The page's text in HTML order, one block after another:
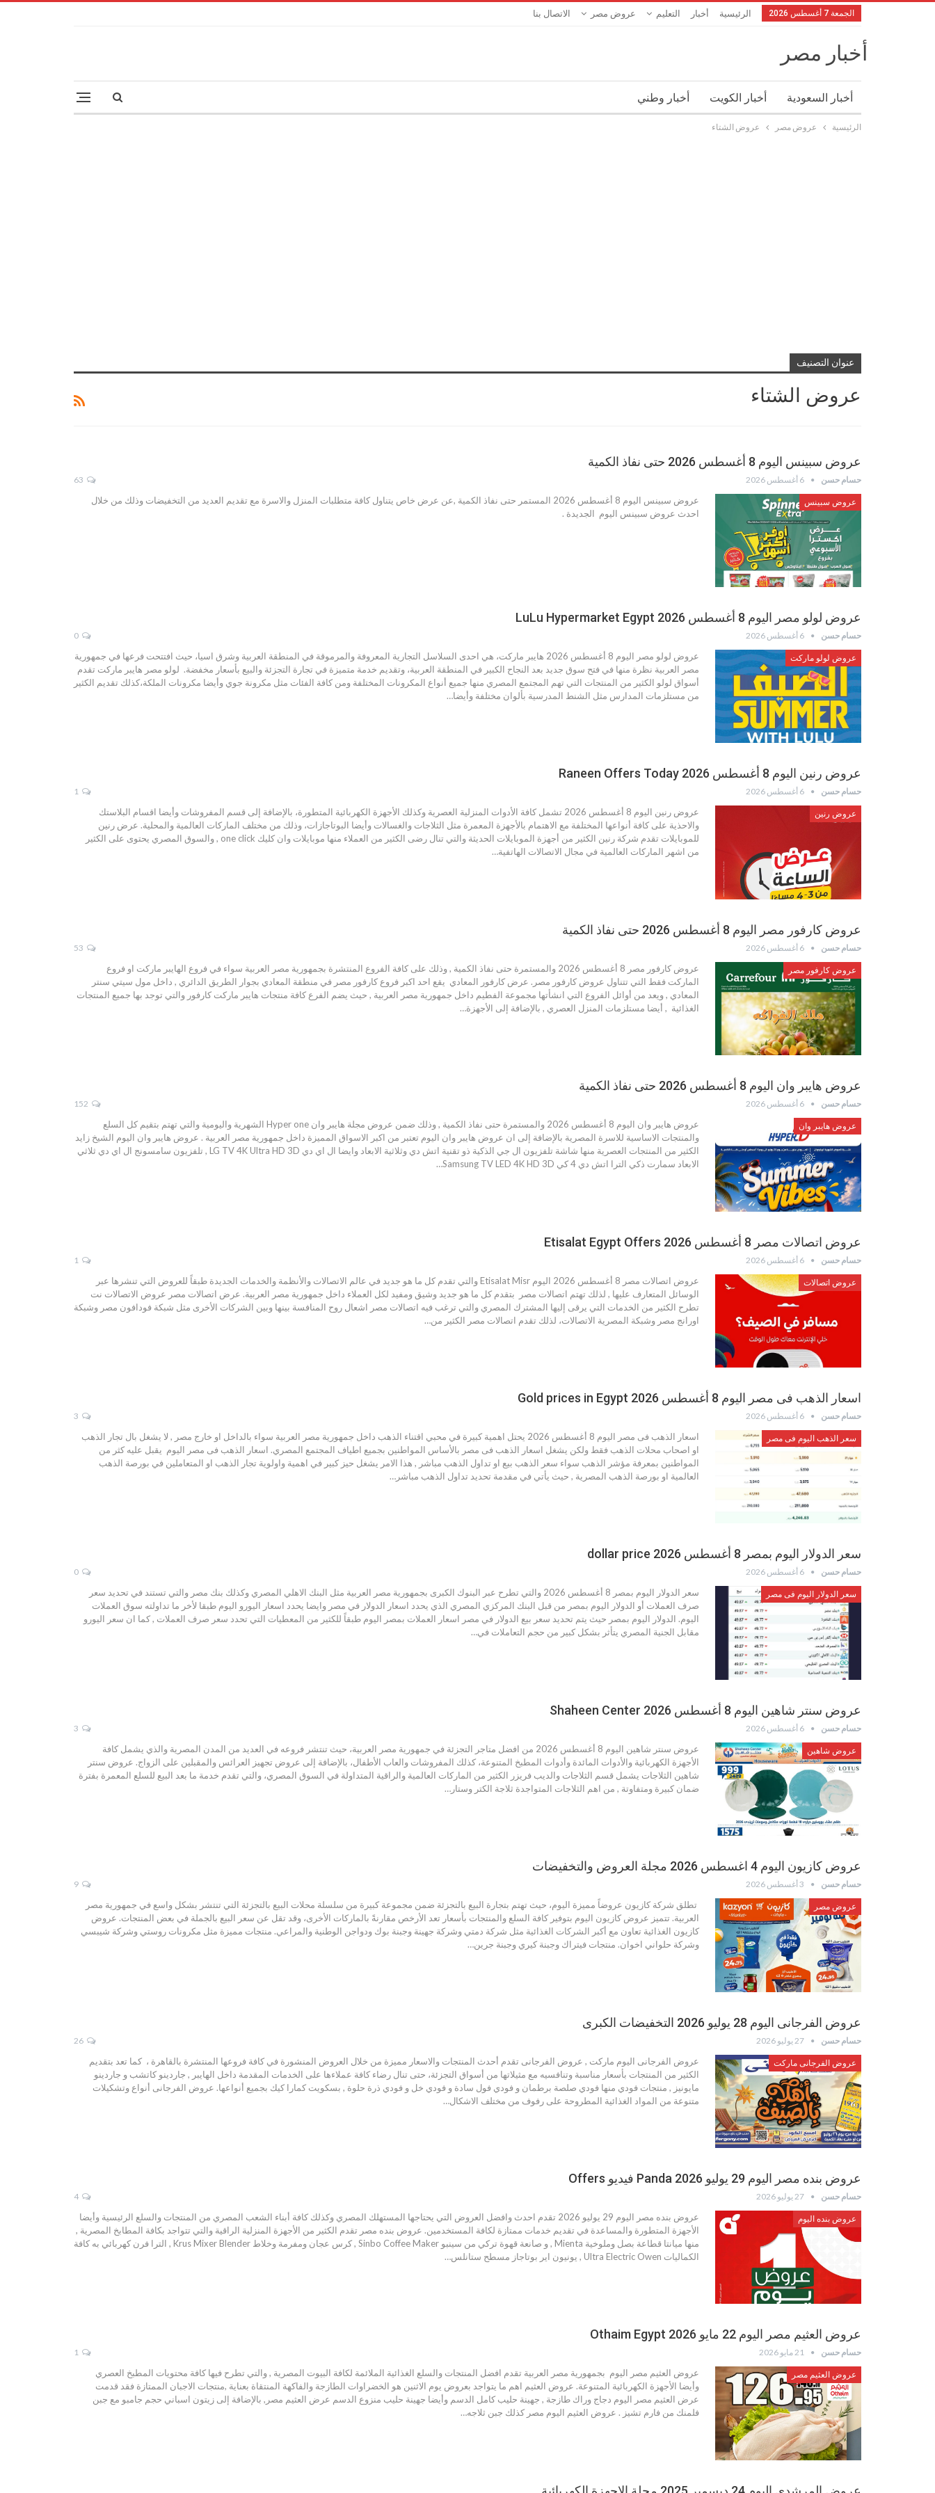
الجمعة 7 أغسطس 2026 الرئيسية أخبار التعليم عروض مصر الاتصال بنا
أخبار مصر
أخبار السعودية أخبار الكويت أخبار وطني
الرئيسية عروض مصر عروض الشتاء
عنوان التصنيف
عروض الشتاء
عروض سبينس اليوم 8 أغسطس 2026 حتى نفاذ الكمية
حسام حسن 6 أغسطس 2026
عروض سبينس
عروض سبينس اليوم 8 أغسطس 2026 المستمر حتى نفاذ الكمية ,عن عرض خاص يتناول كافة متطلبات المنزل والاسرة مع تقديم العديد من التخفيضات وذلك من خلال
احدث عروض سبينس اليوم الجديدة .
عروض لولو مصر اليوم 8 أغسطس 2026 LuLu Hypermarket Egypt
حسام حسن 6 أغسطس 2026
عروض لولو ماركت
عروض لولو مصر اليوم 8 أغسطس 2026 هايبر ماركت، هي احدى السلاسل التجارية المعروفة والمرموقة في المنطقة العربية وشرق اسيا، حيث افتتحت فرعها في جمهورية
مصر العربية نظرة منها في فتح سوق جديد بعد النجاح الكبير في المنطقة العربية، وتقديم خدمة متميزة في تجارة التجزئة والبيع بأسعار مخفضة. لولو مصر هايبر ماركت تقدم
أسواق لولو الكثير من المنتجات التي تهم المجتمع المصري منها جميع أنواع المكرونات المختلفة ومن كافة الفئات مثل مكرونة جوي وأيضا مكرونات الملكة،كذلك تقديم الكثير
من مستلزمات المدارس مثل الشنط المدرسية بألوان مختلفة وأيضا…
عروض رنين اليوم 8 أغسطس 2026 Raneen Offers Today
حسام حسن 6 أغسطس 2026
عروض رنين
عروض رنين اليوم 8 أغسطس 2026 تشمل كافة الأدوات المنزلية العصرية وكذلك الأجهزة الكهربائية المتطورة، بالإضافة إلى قسم المفروشات وأيضا اقسام البلاستك
والاحذية على كافة أنواعها المختلفة مع الاهتمام بالأجهزة المعمرة مثل الثلاجات والغسالات وأيضا البوتاجازات، وذلك من مختلف الماركات العالمية والمحلية. عرض رنين
للموبايلات تقدم شركة رنين الكثير من أجهزة الموبايلات الحديثة والتي تنال رضى الكثير من العملاء منها موبايلات وان كليك one click , والسوق المصري يحتوى على الكثير
من اشهر الماركات العالمية في مجال الاتصالات الهاتفية…
عروض كارفور مصر اليوم 8 أغسطس 2026 حتى نفاذ الكمية
حسام حسن 6 أغسطس 2026
عروض كارفور مصر
عروض كارفور مصر 8 أغسطس 2026 والمستمرة حتى نفاذ الكمية , وذلك على كافة الفروع المنتشرة بجمهورية مصر العربية سواء في فروع الهايبر ماركت او فروع
الماركت فقط التي تتناول عروض كارفور مصر. عرض كارفور المعادي يقع احد اكبر فروع كارفور مصر في منطقة المعادي بجوار الطريق الدائري , داخل مول سيتي سنتر
المعادي , ويعد من أوائل الفروع التي انشأتها مجموعة الفطيم داخل جمهورية مصر العربية , حيث يضم الفرع كافة منتجات هايبر ماركت كارفور والتي توجد بها جميع المنتجات
الغذائية , أيضا مستلزمات المنزل العصري , بالإضافة إلى الأجهزة…
عروض هايبر وان اليوم 8 أغسطس 2026 حتى نفاذ الكمية
حسام حسن 6 أغسطس 2026
عروض هايبر وان
عروض هايبر وان اليوم 8 أغسطس 2026 والمستمرة حتى نفاذ الكمية , وذلك ضمن عروض مجلة هايبر وان Hyper one الشهرية واليومية والتي تهتم بتقيم كل السلع
والمنتجات الاساسية للاسرة المصرية بالإضافة إلى ان عروض هايبر وان اليوم تعتبر من اكبر الاسواق المميزة داخل جمهورية مصر العربية . عروض هايبر وان اليوم الشيخ زايد
الكثير من المنتجات العصرية منها شاشة تلفزيون ال جي الذكية ذو تقنية اتش دي وثلاثية الابعاد وايضا ال اي دي LG TV 4K Ultra HD 3D , تلفزيون سامسونج ال اي دي ثلاثي
الابعاد سمارت ذكي الترا اتش دي 4 كي Samsung TV LED 4K HD 3D…
عروض اتصالات مصر 8 أغسطس 2026 Etisalat Egypt Offers
حسام حسن 6 أغسطس 2026
عروض اتصالات
عروض اتصالات مصر 8 أغسطس 2026 اليوم Etisalat Misr والتي تقدم كل ما هو جديد في عالم الاتصالات والأنظمة والخدمات الجديدة طبقاً للعروض التي تنشرها عبر
الوسائل المتعارف عليها , لذلك تهتم اتصالات مصر بتقدم كل ما هو جديد وشيق ومفيد لكل العملاء داخل جمهورية مصر العربية. عرض اتصالات مصر عروض الاتصالات نت
تطرح الكثير من الخدمات التي يرقى إليها المشترك المصري والتي ترغب فيه اتصالات مصر اشعال روح المنافسة بينها وبين الشركات الأخرى مثل شبكة فودافون مصر وشبكة
اورانج مصر وشبكة المصرية الاتصالات، لذلك تقدم اتصالات مصر الكثير من…
اسعار الذهب فى مصر اليوم 8 أغسطس 2026 Gold prices in Egypt
حسام حسن 6 أغسطس 2026
سعر الذهب اليوم فى مصر
اسعار الذهب فى مصر اليوم 8 أغسطس 2026 يحتل اهمية كبيرة في محبي اقتناء الذهب داخل جمهورية مصر العربية سواء بالداخل او خارج مصر , لا يشغل بال تجار الذهب
او اصحاب محلات الذهب فقط ولكن يشغل اسعار الذهب فى مصر بالأساس المواطنين بجميع اطياف المجتمع المصري. اسعار الذهب فى مصر اليوم يقبل عليه كثر من
المواطنين بمعرفة مؤشر الذهب سواء سعر الذهب بيع او تداول الذهب مباشر , هذا الامر يشغل حيز كبير في اهمية واولوية تجار الذهب او المتعاملين في بورصة الذهب
العالمية او بورصة الذهب المصرية , حيث يأتي في مقدمة تحديد تداول الذهب مباشر…
سعر الدولار اليوم بمصر 8 أغسطس 2026 dollar price
حسام حسن 6 أغسطس 2026
سعر الدولار اليوم فى مصر
سعر الدولار اليوم بمصر 8 أغسطس 2026 والتي تطرح عبر البنوك الكبرى بجمهورية مصر العربية مثل البنك الاهلي المصري وكذلك بنك مصر والتي تستند في تحديد سعر
صرف العملات أو الدولار اليوم بمصر من قبل البنك المركزي المصري الذي يحدد اسعار الدولار في مصر وايضا يحدد اسعار اليورو اليوم طبقا لأخر ما تداولته سوق العملات
اليوم. الدولار اليوم بمصر حيث يتم تحديد سعر بيع الدولار في مصر اسعار العملات بمصر اليوم طبقاً للكثير من المعطيات التي تحدد سعر صرف العملات , كما ان سعر اليورو
مقابل الجنية المصري يتأثر بشكل كبير من حجم التعاملات في…
عروض سنتر شاهين اليوم 8 أغسطس 2026 Shaheen Center
حسام حسن 6 أغسطس 2026
عروض شاهين
عروض سنتر شاهين اليوم 8 أغسطس 2026 من افضل متاجر التجزئة في جمهورية مصر العربية، حيث تنتشر فروعه في العديد من المدن المصرية والذي يشمل كافة
الأجهزة الكهربائية والأدوات المائدة وأدوات المطبخ المتنوعة، كذلك المفروشات والعاب الأطفال، بالإضافة إلى عروض تجهيز العرائس والمقبلين على الزواج. عروض سنتر
شاهين الثلاجات يشمل قسم الثلاجات والديب فريزر الكثير من الماركات العالمية والراقية المتداولة في السوق المصري، والتي تقدم خدمة ما بعد البيع للسلع المعمرة بفترة
ضمان كبيرة ومتفاوتة , من اهم الثلاجات المتواجدة ثلاجة الكتر وستار…
عروض كازيون اليوم 4 اغسطس 2026 مجلة العروض والتخفيضات
حسام حسن 3 أغسطس 2026
عروض مصر
تطلق شركة كازيون عروضاً مميزة اليوم، حيث تهتم بتجارة البيع بالتجزئة ضمن مجموعة كبيرة من سلسلة محلات البيع بالتجزئة التي تنتشر بشكل واسع في جمهورية مصر
العربية. تتميز عروض كازيون اليوم بتوفير كافة السلع والمنتجات بأسعار تعد الأرخص مقارنةً بالماركات الأخرى، وقد تقل عن سعر البيع بالجملة في بعض المنتجات. عروض
كازيون الغذائية تعاون مع أكبر الشركات الغذائية مثل شركة دمتي وشركة جهينة وجبنة بوك ودواجن الوطنية والمراعي. منتجات مميزة مثل مكرونات روستي وشركة شيبسي
وشركة حلواني اخوان. منتجات فيتراك وجبنة كيري وجبنة جرين…
عروض الفرجانى اليوم 28 يوليو 2026 التخفيضات الكبرى
حسام حسن 27 يوليو 2026
عروض الفرجانى ماركت
عروض الفرجانى اليوم ماركت , عروض الفرجانى تقدم أحدث المنتجات والاسعار مميزة من خلال العروض المنشورة في كافة فروعها المنتشرة بالقاهرة ، كما تعد بتقديم
الكثير من المنتجات بأسعار مناسبة وتنافسيه مع مثيلاتها من أسواق التجزئة، حتى تنال رضاء كافة عملاءها على الخدمات المقدمة داخل الهايبر , جاردينو كاتشب و جاردينو
مايونيز , منتجات فودي منها فودي صلصة برطمان و فودي فول سادة و فودي خل و فودي ذرة حلوة , بسكويت كمارا كيك بجميع أنواعها. عروض الفرجانى أنواع وتشكيلات
متنوعة من المواد الغذائية المطروحة على رفوف من مختلف الاشكال…
عروض بنده مصر اليوم 29 يوليو 2026 Panda فيديو Offers
حسام حسن 27 يوليو 2026
عروض بنده اليوم
عروض بنده مصر اليوم 29 يوليو 2026 تقدم احدث وافضل العروض التي يحتاجها المستهلك المصري وكذلك كافة أبناء الشعب المصري من المنتجات والسلع الرئيسية وأيضا
الأجهزة المتطورة والمساعدة في تقديم خدمات ممتازة لكافة المستخدمين. عروض بنده مصر تقدم الكثير من الأجهزة المنزلية الراقية والتي تتواجد بكافة المطابخ المصرية ,
منها ميانتا قطاعة بصل وملوخية Mienta , و صانعة قهوة تركي من سينبو Sinbo Coffee Maker , كرس عجان ومفرمة وخلاط Krus Mixer Blender , الترا فرن كهربائي به كافة
الكماليات Ultra Electric Owen , يونيون اير بوتاجاز مسطح ستانلس…
عروض العثيم مصر اليوم 22 مايو 2026 Othaim Egypt
حسام حسن 21 مايو 2026
عروض العثيم مصر
عروض العثيم مصر اليوم بجمهورية مصر العربية تقدم افضل المنتجات والسلع الغذائية الملائمة لكافة البيوت المصرية , والتي تطرح فيها كافة محتويات المطبخ العصري
وأيضا الأجهزة الكهربائية المتنوعة. عروض العثيم اهم ما يتواجد بعروض يوم الاثنين هو الخضراوات الطازجة والفاكهة المنتقاة بعناية ,منتجات الاجبان الممتازة فقد قدمت
عرض العثيم مصر اليوم دجاج وراك طازجة , جهينة حليب كامل الدسم وأيضا جهينة حليب منزوع الدسم عرض العثيم مصر, بالإضافة إلى زيتون اسباني حجم جامبو مع جبن
فلمنك من فارم تشيز . عروض العثيم اليوم مصر كذلك جبن ثلاجه…